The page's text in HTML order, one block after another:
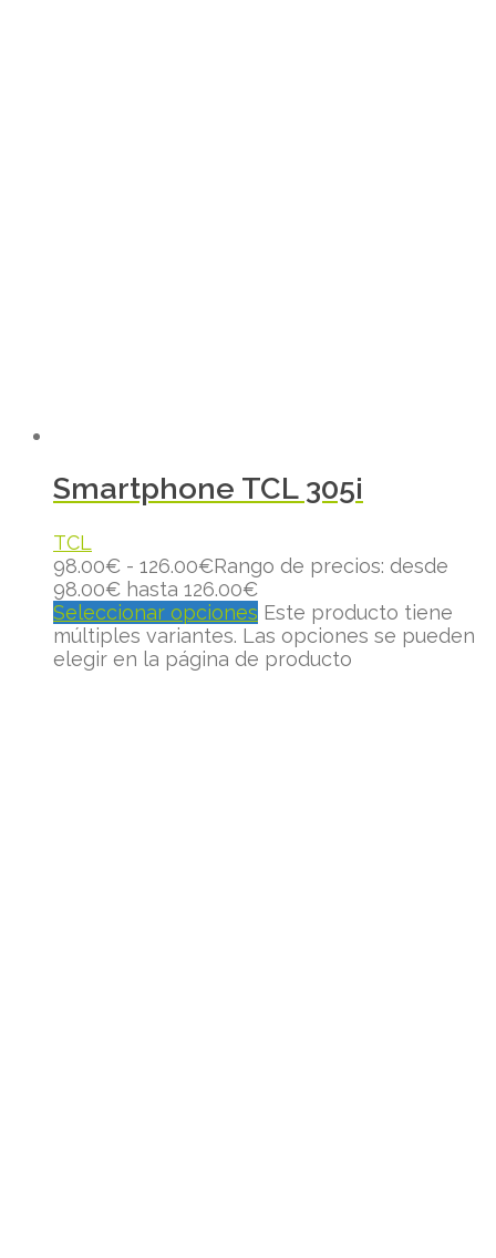
Smartphone TCL 305i
TCL
98.00€ - 126.00€Rango de precios: desde
98.00€ hasta 126.00€
Seleccionar opciones Este producto tiene
múltiples variantes. Las opciones se pueden
elegir en la página de producto